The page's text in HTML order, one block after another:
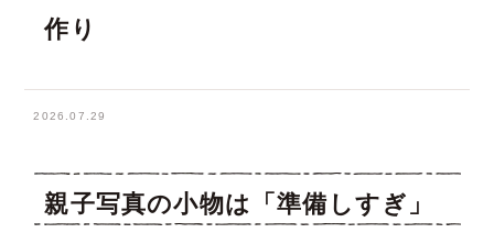
作り
2026.07.29
親子写真の小物は「準備しすぎ」